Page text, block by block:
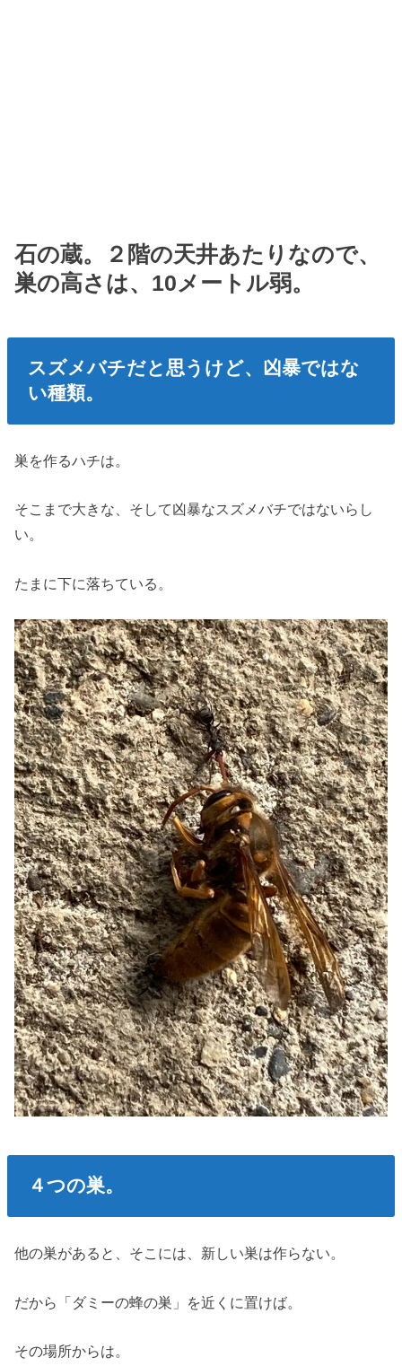
石の蔵。２階の天井あたりなので、
巣の高さは、10メートル弱。
スズメバチだと思うけど、凶暴ではな
い種類。
巣を作るハチは。
そこまで大きな、そして凶暴なスズメバチではないらし
い。
たまに下に落ちている。
４つの巣。
他の巣があると、そこには、新しい巣は作らない。
だから「ダミーの蜂の巣」を近くに置けば。
その場所からは。